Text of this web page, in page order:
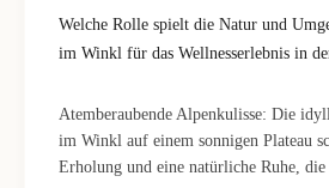
Welche Rolle spielt die Natur und
im Winkl für das Wellnesserlebnis in
Atemberaubende Alpenkulisse: Die
im Winkl auf einem sonnigen Plateau
Erholung und eine natürliche Ruhe,